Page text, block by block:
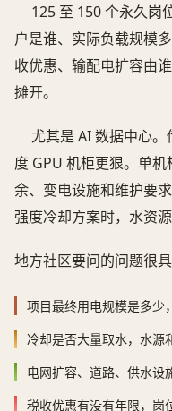
125 至 150 个永久岗
户是谁、实际负载规模
收优惠、输配电扩容由
摊开。
尤其是 AI 数据中心
度 GPU 机柜更狠。单
余、变电设施和维护要
强度冷却方案时，水资源
地方社区要问的问题很具
项目最终用电规模是多少
冷却是否大量取水，水源
电网扩容、道路、供水设
税收优惠有没有年限，岗